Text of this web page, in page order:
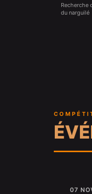
Recherche
du narguilé
07